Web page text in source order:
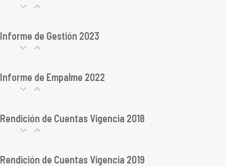
Informe de Gestión 2023
Informe de Empalme 2022
Rendición de Cuentas Vigencia 2018
Rendición de Cuentas Vigencia 2019